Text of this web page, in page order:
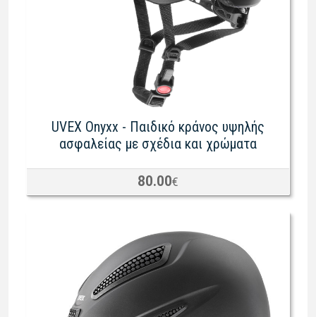
UVEX Onyxx - Παιδικό κράνος υψηλής
ασφαλείας με σχέδια και χρώματα
80.00€